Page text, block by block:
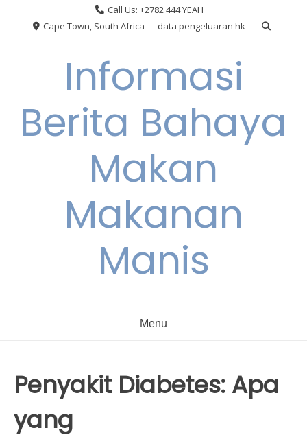
Call Us: +2782 444 YEAH
Cape Town, South Africa
data pengeluaran hk
Informasi
Berita Bahaya
Makan
Makanan
Manis
Menu
Penyakit Diabetes: Apa
yang